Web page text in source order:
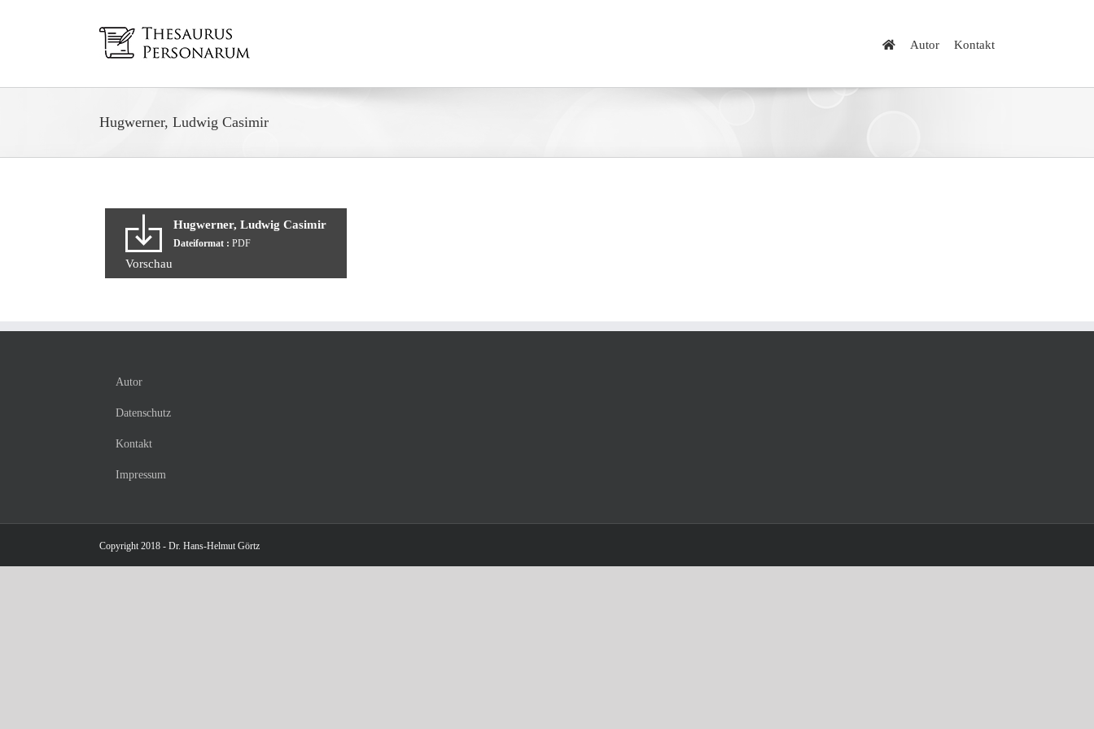
Autor Kontakt
Hugwerner, Ludwig Casimir
Hugwerner, Ludwig Casimir
Dateiformat : PDF
Vorschau
Autor
Datenschutz
Kontakt
Impressum
Copyright 2018 - Dr. Hans-Helmut Görtz